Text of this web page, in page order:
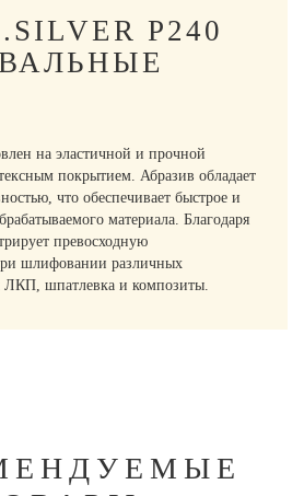
P240
на эластичной и прочной
покрытием. Абразив обладает
что обеспечивает быстрое и
материала. Благодаря
превосходную
шлифовании различных
ЛКП, шпатлевка и композиты.